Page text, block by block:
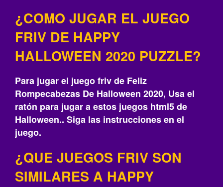
¿COMO JUGAR EL JUEGO
FRIV DE HAPPY
HALLOWEEN 2020 PUZZLE?
Para jugar el juego friv de Feliz
Rompecabezas De Halloween 2020, Usa el
ratón para jugar a estos juegos html5 de
Halloween.. Siga las instrucciones en el
juego.
¿QUE JUEGOS FRIV SON
SIMILARES A HAPPY